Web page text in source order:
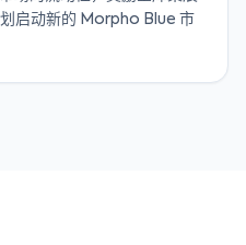
启动新的 Morpho Blue 市